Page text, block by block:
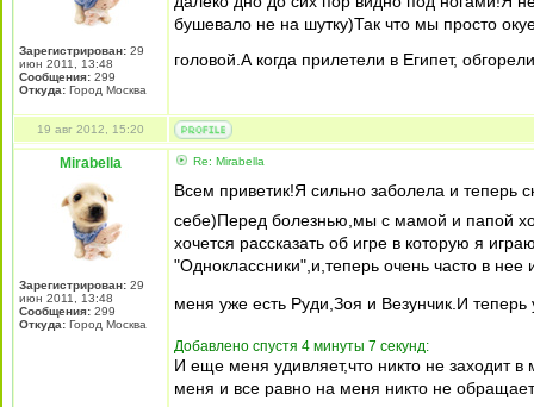
Зарегистрирован: 29
июн 2011, 13:48
Сообщения: 299
Откуда: Город Москва
бушевало не на шутку)Так что мы просто
головой.А когда прилетели в Египет,
19 авг 2012, 15:20
Mirabella
Зарегистрирован: 29
июн 2011, 13:48
Сообщения: 299
Откуда: Город Москва
Re: Mirabella
Всем приветик!Я сильно заболела и теперь
себе)Перед болезнью,мы с мамой и папой
хочется рассказать об игре в которую я
"Одноклассники",и,теперь очень часто в
меня уже есть Руди,Зоя и Везунчик.И
Добавлено спустя 4 минуты 7 секунд:
И еще меня удивляет,что никто не заходит
меня и все равно на меня никто не